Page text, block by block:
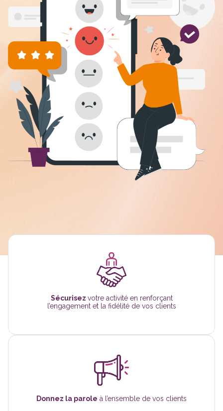
Sécurisez votre activité en renforçant
l’engagement et la fidélité de vos clients
Donnez la parole à l’ensemble de vos clients